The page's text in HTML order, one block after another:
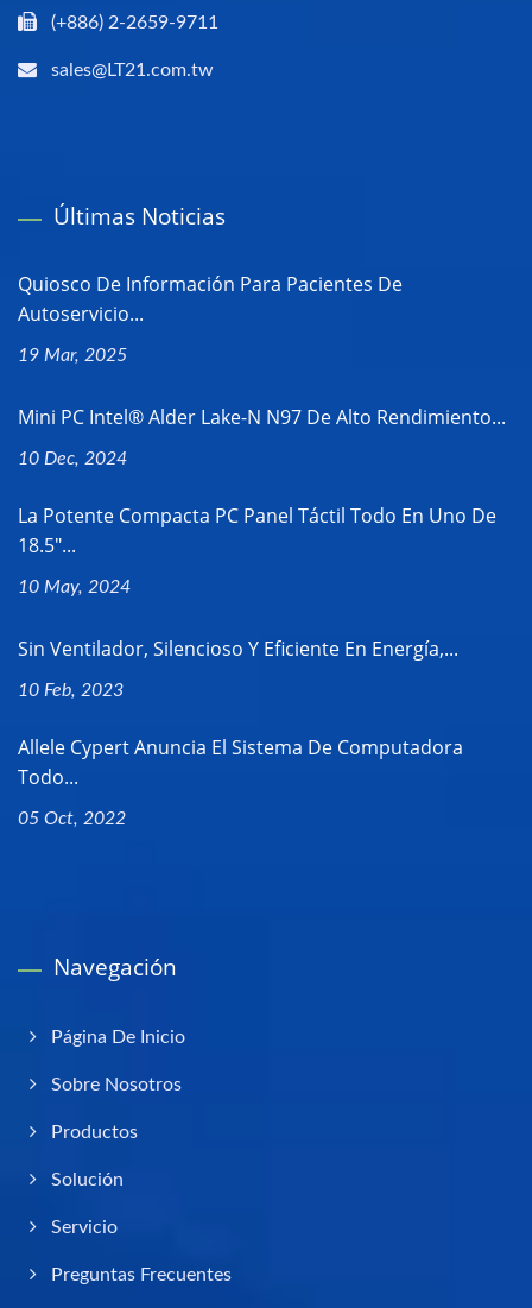
(+886) 2-2659-9711
sales@LT21.com.tw
Últimas Noticias
Quiosco De Información Para Pacientes De
Autoservicio...
19 Mar, 2025
Mini PC Intel® Alder Lake-N N97 De Alto Rendimiento...
10 Dec, 2024
La Potente Compacta PC Panel Táctil Todo En Uno De
18.5"...
10 May, 2024
Sin Ventilador, Silencioso Y Eficiente En Energía,...
10 Feb, 2023
Allele Cypert Anuncia El Sistema De Computadora
Todo...
05 Oct, 2022
Navegación
Página De Inicio
Sobre Nosotros
Productos
Solución
Servicio
Preguntas Frecuentes